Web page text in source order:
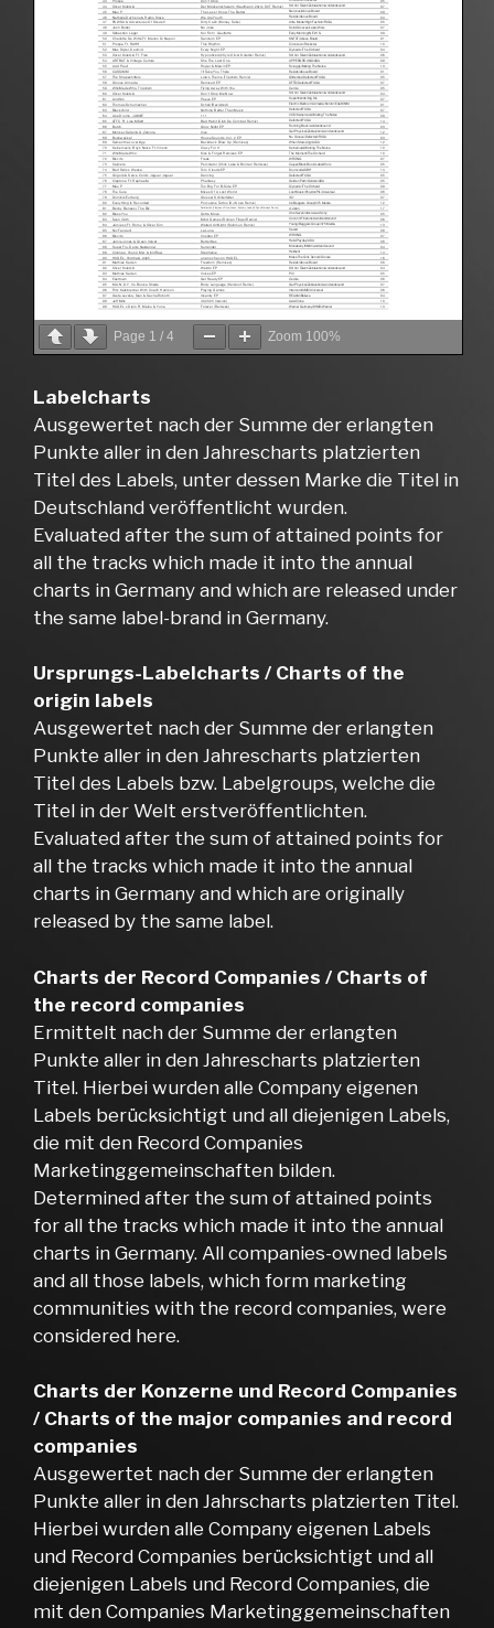
Page 1 / 4 Zoom 100%
Labelcharts
Ausgewertet nach der Summe der erlangten
Punkte aller in den Jahrescharts platzierten
Titel des Labels, unter dessen Marke die Titel in
Deutschland veröffentlicht wurden.
Evaluated after the sum of attained points for
all the tracks which made it into the annual
charts in Germany and which are released under
the same label-brand in Germany.
Ursprungs-Labelcharts / Charts of the
origin labels
Ausgewertet nach der Summe der erlangten
Punkte aller in den Jahrescharts platzierten
Titel des Labels bzw. Labelgroups, welche die
Titel in der Welt erstveröffentlichten.
Evaluated after the sum of attained points for
all the tracks which made it into the annual
charts in Germany and which are originally
released by the same label.
Charts der Record Companies / Charts of
the record companies
Ermittelt nach der Summe der erlangten
Punkte aller in den Jahrescharts platzierten
Titel. Hierbei wurden alle Company eigenen
Labels berücksichtigt und all diejenigen Labels,
die mit den Record Companies
Marketinggemeinschaften bilden.
Determined after the sum of attained points
for all the tracks which made it into the annual
charts in Germany. All companies-owned labels
and all those labels, which form marketing
communities with the record companies, were
considered here.
Charts der Konzerne und Record Companies
/ Charts of the major companies and record
companies
Ausgewertet nach der Summe der erlangten
Punkte aller in den Jahrscharts platzierten Titel.
Hierbei wurden alle Company eigenen Labels
und Record Companies berücksichtigt und all
diejenigen Labels und Record Companies, die
mit den Companies Marketinggemeinschaften